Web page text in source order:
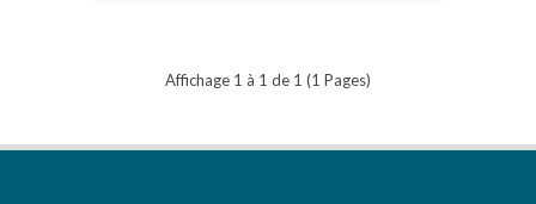
Affichage 1 à 1 de 1 (1 Pages)